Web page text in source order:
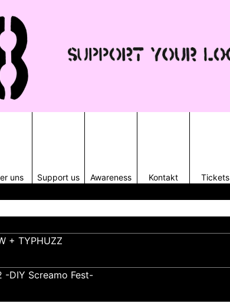
uns Support us Awareness Kontakt Tickets
+ TYPHUZZ
-DIY Screamo Fest-